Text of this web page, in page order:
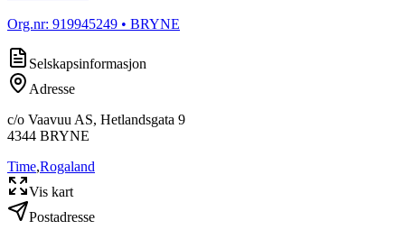
Org.nr: 919945249 • BRYNE
Selskapsinformasjon
Adresse
c/o Vaavuu AS, Hetlandsgata 9
4344 BRYNE
Time,Rogaland
Vis kart
Postadresse